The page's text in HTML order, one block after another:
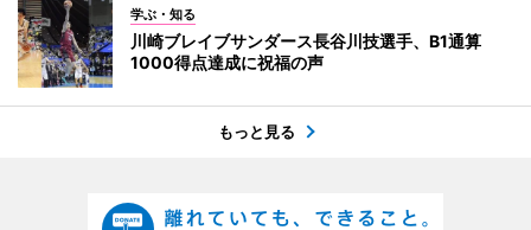
学ぶ・知る
川崎ブレイブサンダース長谷川技選手、B1通算
1000得点達成に祝福の声
もっと見る